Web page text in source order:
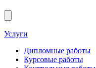
Услуги
Дипломные работы
Курсовые работы